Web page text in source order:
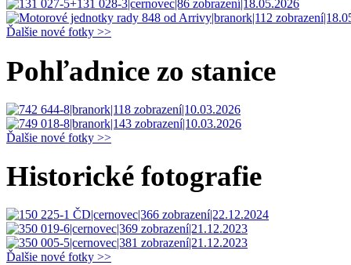
Ďalšie nové fotky >>
Pohľadnice zo stanice
Ďalšie nové fotky >>
Historické fotografie
Ďalšie nové fotky >>